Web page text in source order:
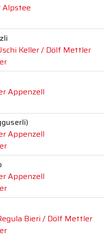
Keller / Dölf Mettler
Appenzell
Appenzell
Appenzell
Bieri / Dölf Mettler